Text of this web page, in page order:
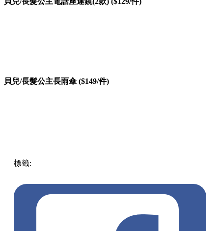
貝兒/長髮公主長雨傘 ($149/件)
標籤: